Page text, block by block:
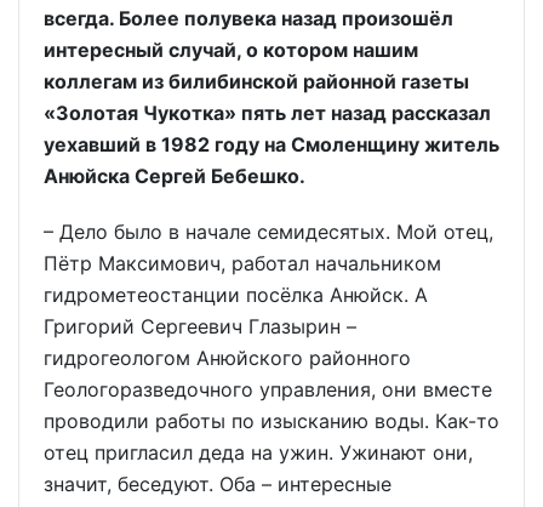
всегда. Более полувека назад произошёл
интересный случай, о котором нашим
коллегам из билибинской районной газеты
«Золотая Чукотка» пять лет назад рассказал
уехавший в 1982 году на Смоленщину житель
Анюйска Сергей Бебешко.
– Дело было в начале семидесятых. Мой отец,
Пётр Максимович, работал начальником
гидрометеостанции посёлка Анюйск. А
Григорий Сергеевич Глазырин –
гидрогеологом Анюйского районного
Геологоразведочного управления, они вместе
проводили работы по изысканию воды. Как-то
отец пригласил деда на ужин. Ужинают они,
значит, беседуют. Оба – интересные